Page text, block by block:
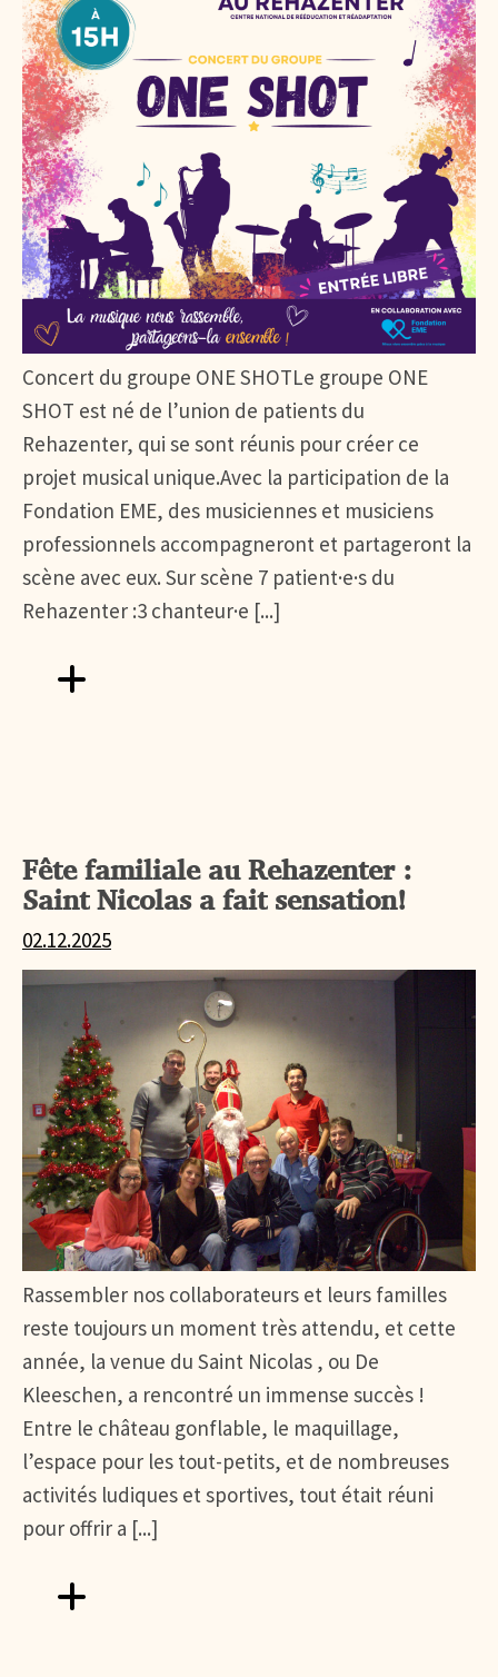
Concert du groupe ONE SHOTLe groupe ONE
SHOT est né de l’union de patients du
Rehazenter, qui se sont réunis pour créer ce
projet musical unique.Avec la participation de la
Fondation EME, des musiciennes et musiciens
professionnels accompagneront et partageront la
scène avec eux. Sur scène 7 patient·e·s du
Rehazenter :3 chanteur·e [...]
Aller vers FÊTE DE LA MUSIQUE AU REHAZENTER
Fête familiale au Rehazenter :
Saint Nicolas a fait sensation!
02.12.2025
Rassembler nos collaborateurs et leurs familles
reste toujours un moment très attendu, et cette
année, la venue du Saint Nicolas , ou De
Kleeschen, a rencontré un immense succès !
Entre le château gonflable, le maquillage,
l’espace pour les tout-petits, et de nombreuses
activités ludiques et sportives, tout était réuni
pour offrir a [...]
Aller vers Fête familiale au Rehazenter : Saint Nicolas a